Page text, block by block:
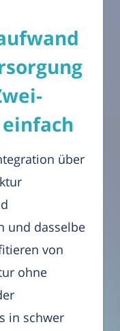
über
und dasselbe
von
ohne
in schwer